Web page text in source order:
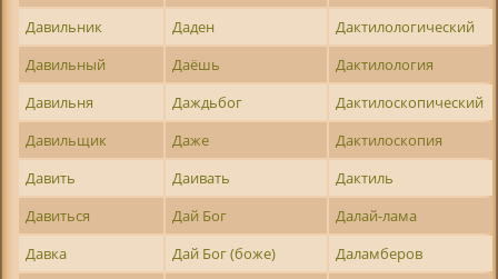
Давильник
Даден
Дактилологический
Давильный
Даёшь
Дактилология
Давильня
Даждьбог
Дактилоскопический
Давильщик
Даже
Дактилоскопия
Давить
Даивать
Дактиль
Давиться
Дай Бог
Далай-лама
Давка
Дай Бог (боже) Даламберов